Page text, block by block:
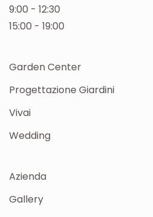
9:00 - 12:30
15:00 - 19:00
Garden Center
Progettazione Giardini
Vivai
Wedding
Azienda
Gallery